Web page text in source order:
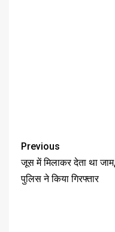
Previous
जूस में मिलाकर देता था जाम,
पुलिस ने किया गिरफ्तार